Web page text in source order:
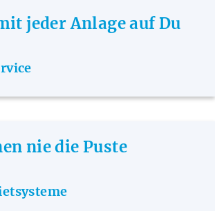
jeder Anlage auf Du
nie die Puste